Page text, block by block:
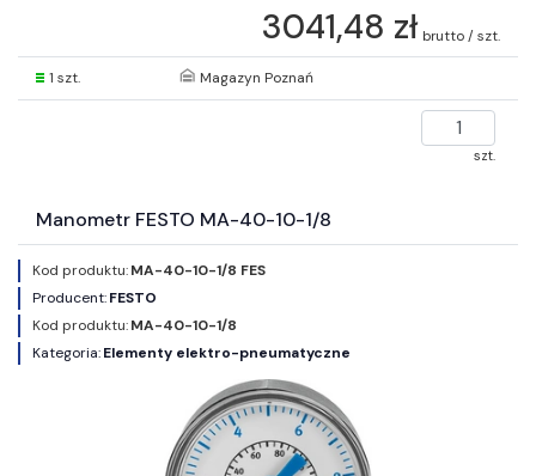
3041,48 zł brutto / szt.
1 szt. Magazyn Poznań
szt.
Manometr FESTO MA-40-10-1/8
Kod produktu:MA-40-10-1/8 FES
Producent:FESTO
Kod produktu:MA-40-10-1/8
Kategoria:Elementy elektro-pneumatyczne